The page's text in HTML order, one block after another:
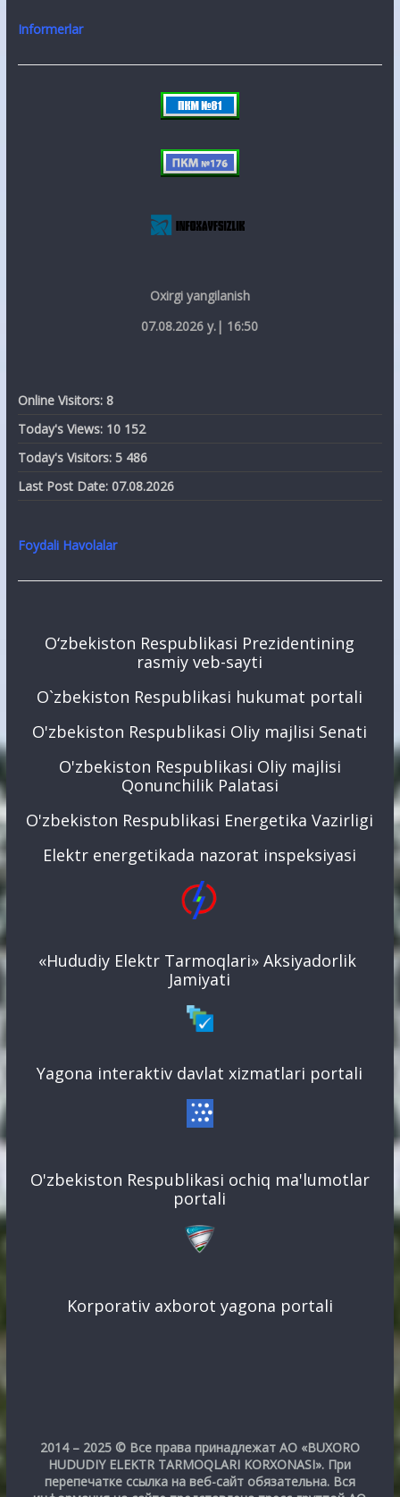
Informerlar
Oxirgi yangilanish
07.08.2026 y.| 16:50
Online Visitors: 8
Today's Views: 10 152
Today's Visitors: 5 486
Last Post Date: 07.08.2026
Foydali Havolalar
O‘zbekiston Respublikasi Prezidentining
rasmiy veb-sayti
O`zbekiston Respublikasi hukumat portali
O'zbekiston Respublikasi Oliy majlisi Senati
O'zbekiston Respublikasi Oliy majlisi
Qonunchilik Palatasi
O'zbekiston Respublikasi Energetika Vazirligi
Elektr energetikada nazorat inspeksiyasi
«Hududiy Elektr Tarmoqlari» Aksiyadorlik
Jamiyati
Yagona interaktiv davlat xizmatlari portali
O'zbekiston Respublikasi ochiq ma'lumotlar
portali
Korporativ axborot yagona portali
2014 – 2025 © Все права принадлежат АО «BUXORO
HUDUDIY ELEKTR TARMOQLARI KORXONASI». При
перепечатке ссылка на веб-сайт обязательна. Вся